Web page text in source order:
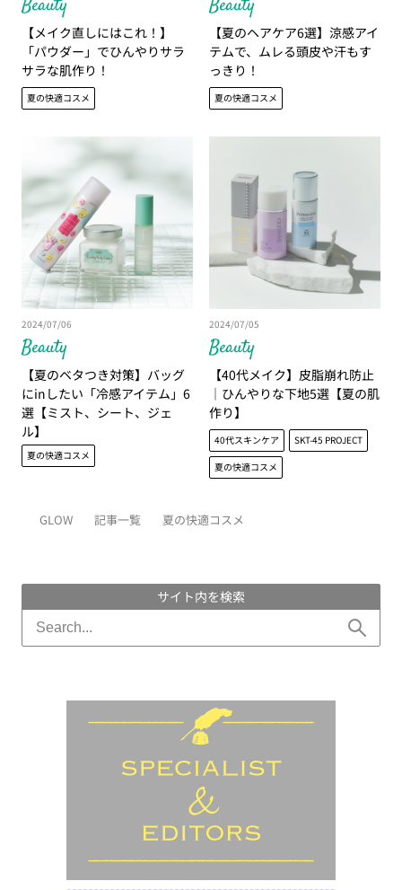
Beauty
【メイク直しにはこれ！】
「パウダー」でひんやりサラ
サラな肌作り！
夏の快適コスメ
Beauty
【夏のヘアケア6選】涼感アイ
テムで、ムレる頭皮や汗もす
っきり！
夏の快適コスメ
Beauty
2024/07/06
【夏のベタつき対策】バッグ
にinしたい「冷感アイテム」6
選【ミスト、シート、ジェ
ル】
夏の快適コスメ
Beauty
2024/07/05
【40代メイク】皮脂崩れ防止
│ひんやりな下地5選【夏の肌
作り】
40代スキンケア
SKT-45 PROJECT
夏の快適コスメ
GLOW 記事一覧 夏の快適コスメ
サイト内を検索